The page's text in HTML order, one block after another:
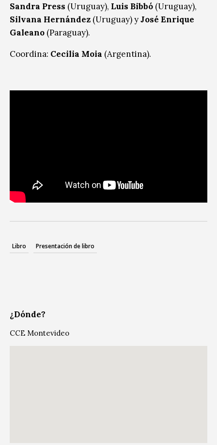
Sandra Press (Uruguay), Luis Bibbó (Uruguay),
Silvana Hernández (Uruguay) yJosé Enrique
Galeano (Paraguay).
Coordina: Cecilia Moia (Argentina).
Libro Presentación de libro
¿Dónde?
CCE Montevideo